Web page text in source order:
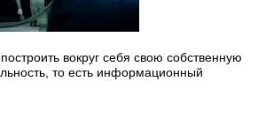
вокруг себя свою собственную
то есть информационный